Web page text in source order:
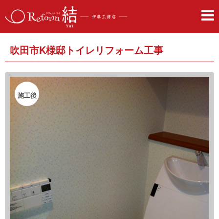
吹田市K様邸トイレリフォーム工事
施工後